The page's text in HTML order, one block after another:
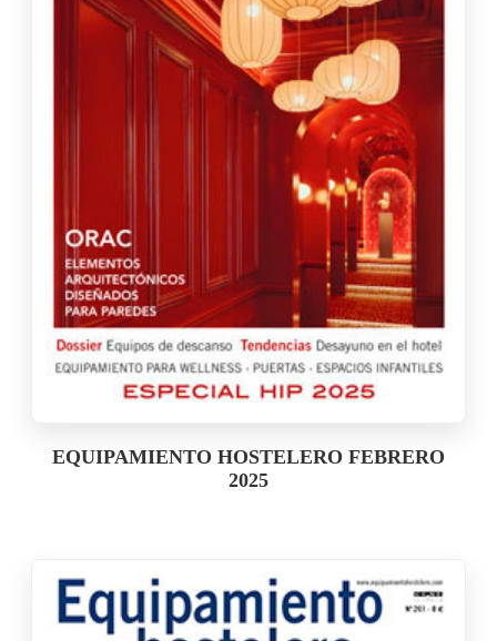
EQUIPAMIENTO HOSTELERO FEBRERO
2025